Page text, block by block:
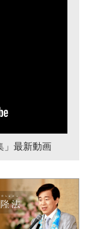
」最新動画